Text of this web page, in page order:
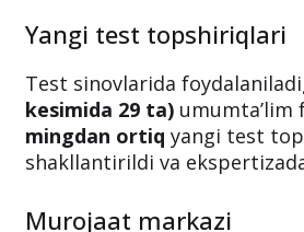
Yangi test topshiriqlari
Test sinovlarida
kesimida 29 ta) umumta’lim
mingdan ortiq yangi test
shakllantirildi va
Murojaat markazi